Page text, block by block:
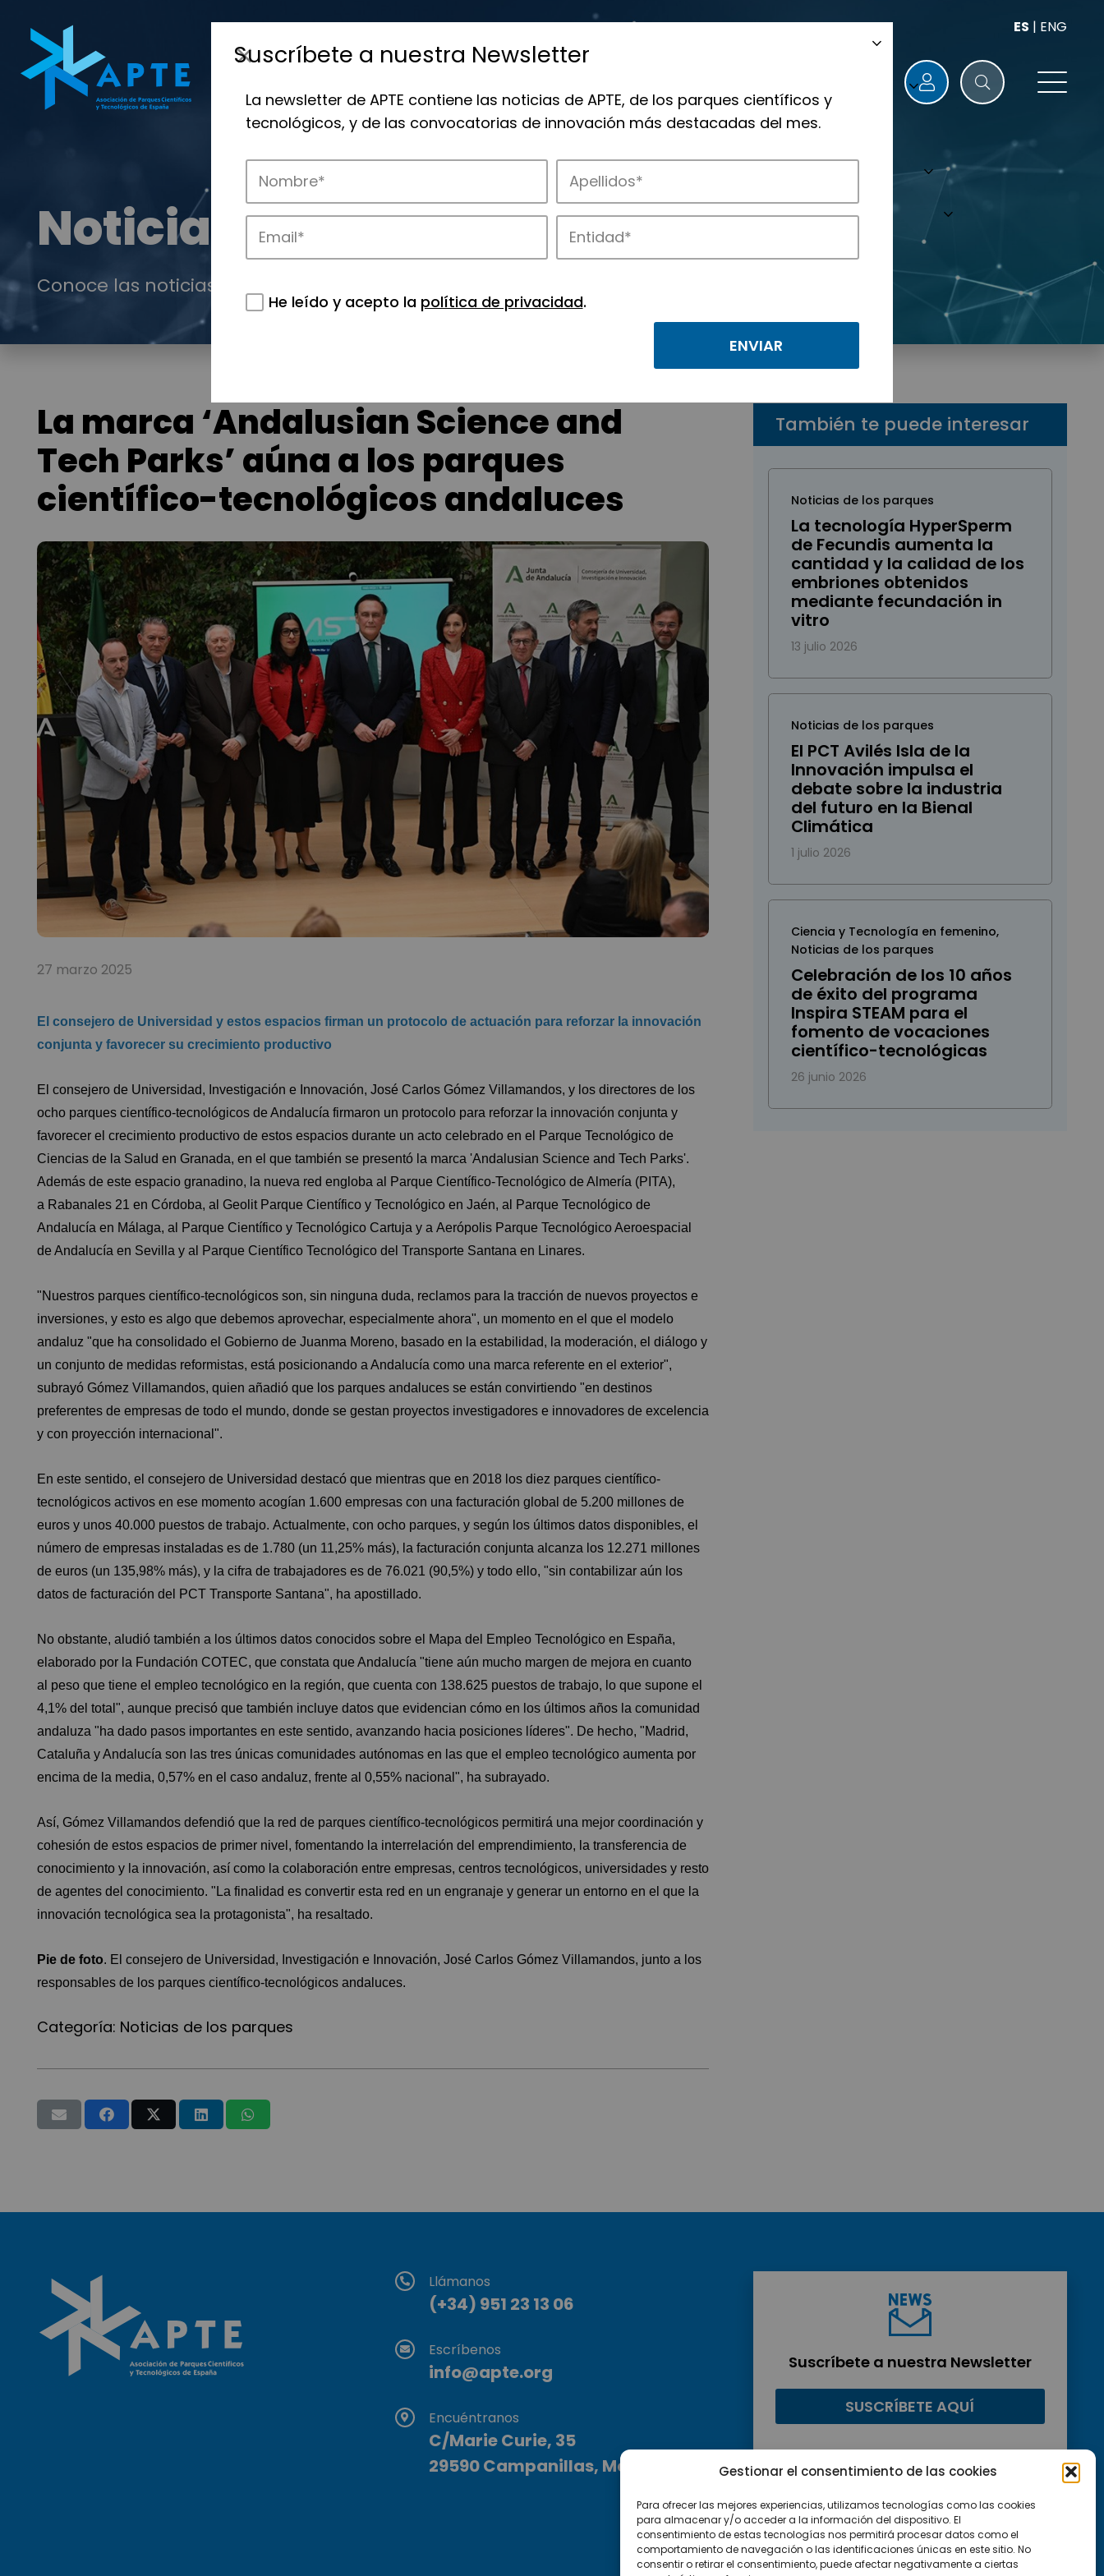
Gestionar el consentimiento de las cookies
Para ofrecer las mejores experiencias, utilizamos tecnologías como las cookies
para almacenar y/o acceder a la información del dispositivo. El
consentimiento de estas tecnologías nos permitirá procesar datos como el
comportamiento de navegación o las identificaciones únicas en este sitio. No
consentir o retirar el consentimiento, puede afectar negativamente a ciertas
ES | ENG
Noticias
Conoce las noticias más destacadas de APTE y sus parques científicos y tecnológicos.
La marca ‘Andalusian Science and
Tech Parks’ aúna a los parques
científico-tecnológicos andaluces
27 marzo 2025
El consejero de Universidad y estos espacios firman un protocolo de actuación para reforzar la innovación
conjunta y favorecer su crecimiento productivo
El consejero de Universidad, Investigación e Innovación, José Carlos Gómez Villamandos, y los directores de los
ocho parques científico-tecnológicos de Andalucía firmaron un protocolo para reforzar la innovación conjunta y
favorecer el crecimiento productivo de estos espacios durante un acto celebrado en el Parque Tecnológico de
Ciencias de la Salud en Granada, en el que también se presentó la marca 'Andalusian Science and Tech Parks'.
Además de este espacio granadino, la nueva red engloba al Parque Científico-Tecnológico de Almería (PITA),
a Rabanales 21 en Córdoba, al Geolit Parque Científico y Tecnológico en Jaén, al Parque Tecnológico de
Andalucía en Málaga, al Parque Científico y Tecnológico Cartuja y a Aerópolis Parque Tecnológico Aeroespacial
de Andalucía en Sevilla y al Parque Científico Tecnológico del Transporte Santana en Linares.
"Nuestros parques científico-tecnológicos son, sin ninguna duda, reclamos para la tracción de nuevos proyectos e
inversiones, y esto es algo que debemos aprovechar, especialmente ahora", un momento en el que el modelo
andaluz "que ha consolidado el Gobierno de Juanma Moreno, basado en la estabilidad, la moderación, el diálogo y
un conjunto de medidas reformistas, está posicionando a Andalucía como una marca referente en el exterior",
subrayó Gómez Villamandos, quien añadió que los parques andaluces se están convirtiendo "en destinos
preferentes de empresas de todo el mundo, donde se gestan proyectos investigadores e innovadores de excelencia
y con proyección internacional".
En este sentido, el consejero de Universidad destacó que mientras que en 2018 los diez parques científico-
tecnológicos activos en ese momento acogían 1.600 empresas con una facturación global de 5.200 millones de
euros y unos 40.000 puestos de trabajo. Actualmente, con ocho parques, y según los últimos datos disponibles, el
número de empresas instaladas es de 1.780 (un 11,25% más), la facturación conjunta alcanza los 12.271 millones
de euros (un 135,98% más), y la cifra de trabajadores es de 76.021 (90,5%) y todo ello, "sin contabilizar aún los
datos de facturación del PCT Transporte Santana", ha apostillado.
No obstante, aludió también a los últimos datos conocidos sobre el Mapa del Empleo Tecnológico en España,
elaborado por la Fundación COTEC, que constata que Andalucía "tiene aún mucho margen de mejora en cuanto
al peso que tiene el empleo tecnológico en la región, que cuenta con 138.625 puestos de trabajo, lo que supone el
4,1% del total", aunque precisó que también incluye datos que evidencian cómo en los últimos años la comunidad
andaluza "ha dado pasos importantes en este sentido, avanzando hacia posiciones líderes". De hecho, "Madrid,
Cataluña y Andalucía son las tres únicas comunidades autónomas en las que el empleo tecnológico aumenta por
encima de la media, 0,57% en el caso andaluz, frente al 0,55% nacional", ha subrayado.
Así, Gómez Villamandos defendió que la red de parques científico-tecnológicos permitirá una mejor coordinación y
cohesión de estos espacios de primer nivel, fomentando la interrelación del emprendimiento, la transferencia de
conocimiento y la innovación, así como la colaboración entre empresas, centros tecnológicos, universidades y resto
de agentes del conocimiento. "La finalidad es convertir esta red en un engranaje y generar un entorno en el que la
innovación tecnológica sea la protagonista", ha resaltado.
Pie de foto. El consejero de Universidad, Investigación e Innovación, José Carlos Gómez Villamandos, junto a los
responsables de los parques científico-tecnológicos andaluces.
Categoría: Noticias de los parques
También te puede interesar
Noticias de los parques
La tecnología HyperSperm
de Fecundis aumenta la
cantidad y la calidad de los
embriones obtenidos
mediante fecundación in
vitro
13 julio 2026
Noticias de los parques
El PCT Avilés Isla de la
Innovación impulsa el
debate sobre la industria
del futuro en la Bienal
Climática
1 julio 2026
Ciencia y Tecnología en femenino,
Noticias de los parques
Celebración de los 10 años
de éxito del programa
Inspira STEAM para el
fomento de vocaciones
científico-tecnológicas
26 junio 2026
Llámanos
(+34) 951 23 13 06
Escríbenos
info@apte.org
Encuéntranos
C/Marie Curie, 35
29590 Campanillas, Málaga
Suscríbete a nuestra Newsletter
SUSCRÍBETE AQUÍ
Suscríbete a nuestra Newsletter
La newsletter de APTE contiene las noticias de APTE, de los parques científicos y
tecnológicos, y de las convocatorias de innovación más destacadas del mes.
He leído y acepto la política de privacidad.